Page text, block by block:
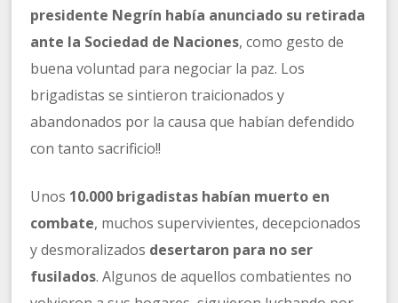
presidente Negrín había anunciado su retirada
ante la Sociedad de Naciones, como gesto de
buena voluntad para negociar la paz. Los
brigadistas se sintieron traicionados y
abandonados por la causa que habían defendido
con tanto sacrificio!!
Unos 10.000 brigadistas habían muerto en
combate, muchos supervivientes, decepcionados
y desmoralizados desertaron para no ser
fusilados. Algunos de aquellos combatientes no